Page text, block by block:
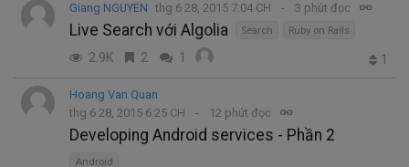
Giang NGUYEN thg 6 28, 2015 7:04 CH 3 phút đọc
Live Search với Algolia Search Ruby on Rails
2.9K 2 1 1
Hoang Van Quan
thg 6 28, 2015 6:25 CH
12 phút đọc
Developing Android services - Phần 2
Android